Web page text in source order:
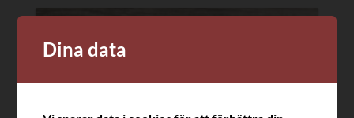
Dina data